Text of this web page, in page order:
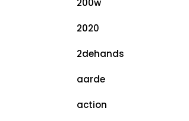
200w
2020
2dehands
aarde
action